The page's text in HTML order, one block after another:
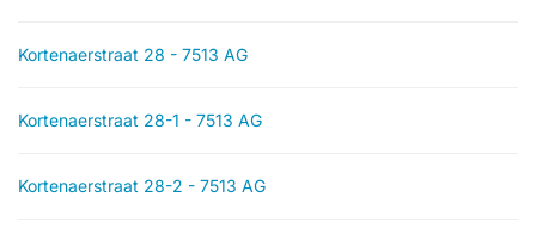
Kortenaerstraat 28 - 7513 AG
Kortenaerstraat 28-1 - 7513 AG
Kortenaerstraat 28-2 - 7513 AG